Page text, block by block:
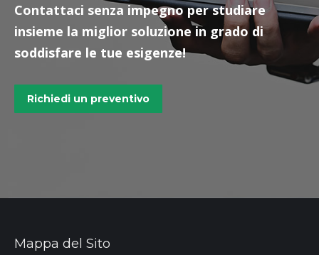
Contattaci senza impegno per studiare
insieme la miglior soluzione in grado di
soddisfare le tue esigenze!
Richiedi un preventivo
Mappa del Sito